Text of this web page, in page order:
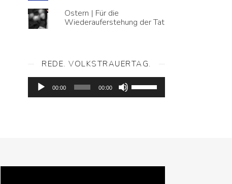
Ostern | Für die
Wiederauferstehung der Tat
REDE. VOLKSTRAUERTAG.
Audio-
Player
00:00 00:00
Hoch/Runter
benutzen,